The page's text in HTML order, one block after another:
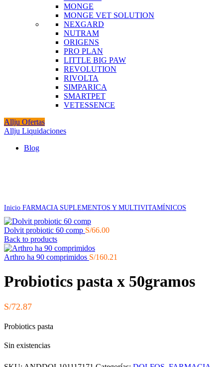
MONGE
MONGE VET SOLUTION
NEXGARD
NUTRAM
ORIGENS
PRO PLAN
LITTLE BIG PAW
REVOLUTION
RIVOLTA
SIMPARICA
SMARTPET
VETESSENCE
Allju Ofertas
Allju Liquidaciones
Blog
Inicio FARMACIA SUPLEMENTOS Y MULTIVITAMÍNICOS
Dolvit probiotic 60 comp S/66.00
Back to products
Arthro ha 90 comprimidos S/160.21
Probiotics pasta x 50gramos
S/72.87
Probiotics pasta
Sin existencias